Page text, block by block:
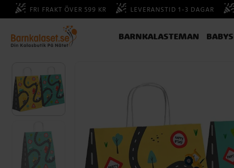
FRI FRAKT ÖVER 599 KR LEVERANSTID 1-3 DAGAR
BARNKALASTEMAN